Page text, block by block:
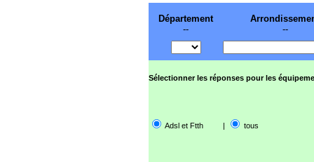
Département
--
--
Sélectionner les réponses pour les
Adsl et Ftth | tous